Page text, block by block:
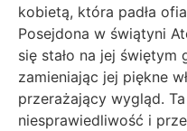
kobietą, która padła
Posejdona w świątyni
się stało na jej świętym
zamieniając jej piękne
przerażający wygląd.
niesprawiedliwość i